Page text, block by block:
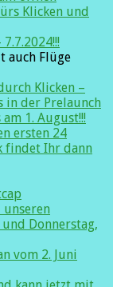
Klicken und
auch Flüge
Klicken –
in der Prelaunch
am 1. August!!!
ersten 24
findet Ihr dann
Donnerstag,
vom 2. Juni